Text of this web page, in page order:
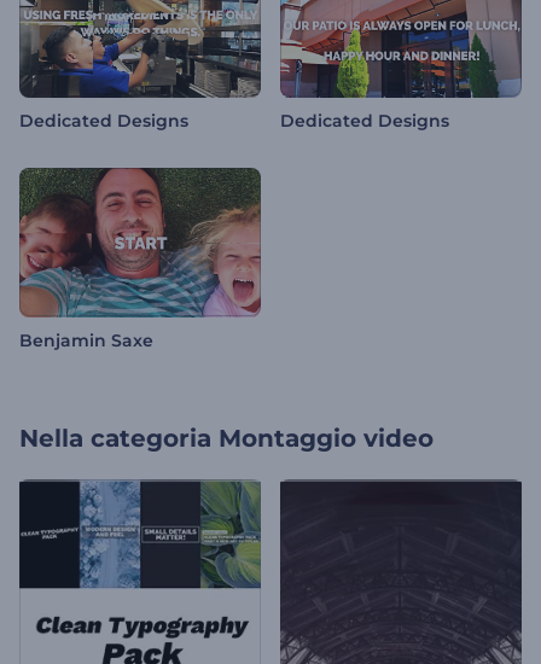
Dedicated Designs Dedicated Designs
Benjamin Saxe
Nella categoria Montaggio video